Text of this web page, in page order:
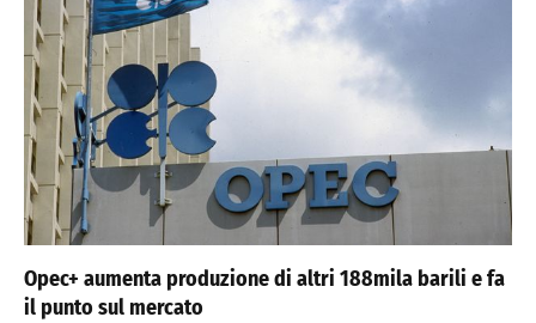
Opec+ aumenta produzione di altri 188mila barili e fa
il punto sul mercato